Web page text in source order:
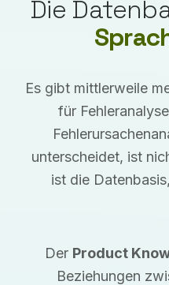
Die
Es gibt mittlerweile
für
unterscheidet, ist
ist die
Der Product
Beziehungen